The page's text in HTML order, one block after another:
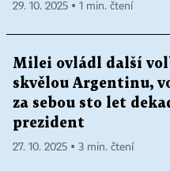
29. 10. 2025 ▪ 1 min. čtení
Milei ovládl další
skvělou Argentinu,
za sebou sto let
prezident
27. 10. 2025 ▪ 3 min. čtení